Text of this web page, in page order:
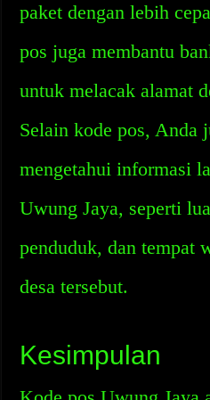
paket dengan lebih
pos juga membantu
untuk melacak alamat
Selain kode pos, Anda
mengetahui informasi
Uwung Jaya, seperti
penduduk, dan tempat
desa tersebut.
Kesimpulan